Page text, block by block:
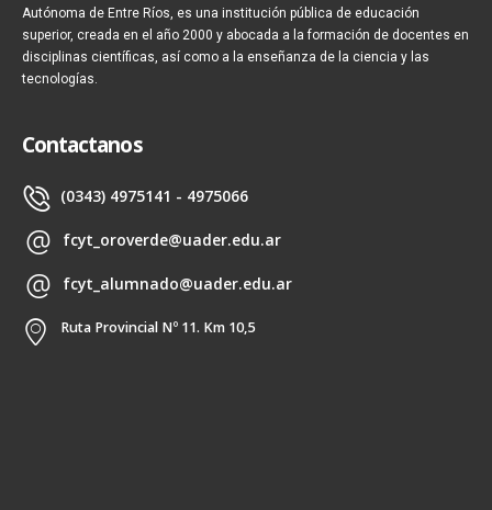
Autónoma de Entre Ríos, es una institución pública de educación
superior, creada en el año 2000 y abocada a la formación de docentes en
disciplinas científicas, así como a la enseñanza de la ciencia y las
tecnologías.
Contactanos
(0343) 4975141 - 4975066
fcyt_oroverde@uader.edu.ar
fcyt_alumnado@uader.edu.ar
Ruta Provincial Nº 11. Km 10,5